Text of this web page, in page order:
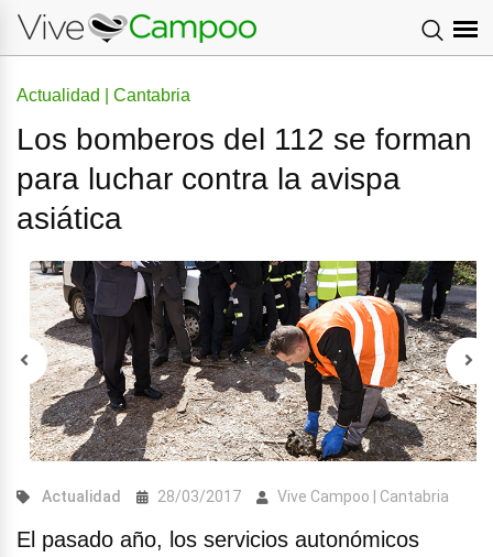
Actualidad | Cantabria
Los bomberos del 112 se forman
para luchar contra la avispa
asiática
Actualidad 28/03/2017 Vive Campoo | Cantabria
El pasado año, los servicios autonómicos